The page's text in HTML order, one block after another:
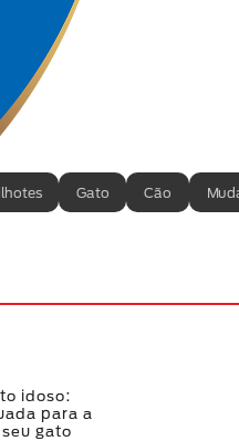
Gato Cão
idoso:
para a
gato